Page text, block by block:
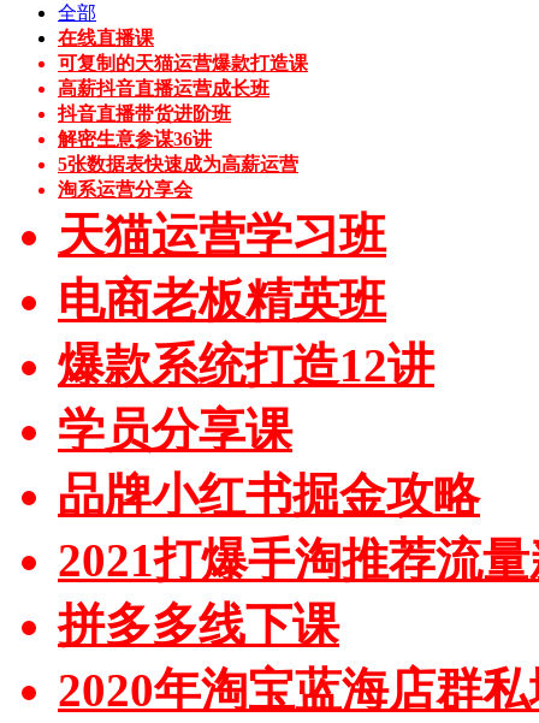
全部
在线直播课
可复制的天猫运营爆款打造课
高薪抖音直播运营成长班
抖音直播带货进阶班
解密生意参谋36讲
5张数据表快速成为高薪运营
淘系运营分享会
天猫运营学习班
电商老板精英班
爆款系统打造12讲
学员分享课
品牌小红书掘金攻略
2021打爆手淘推荐流
拼多多线下课
2020年淘宝蓝海店群